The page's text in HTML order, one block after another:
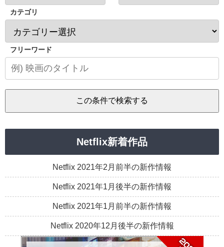
カテゴリ
フリーワード
Netflix新着作品
Netflix 2021年2月前半の新作情報
Netflix 2021年1月後半の新作情報
Netflix 2021年1月前半の新作情報
Netflix 2020年12月後半の新作情報